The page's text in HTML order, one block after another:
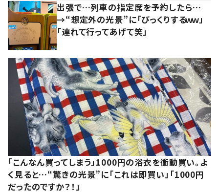
出張で…列車の指定席を予約したら…
→“想定外の光景”に「びっくりするｗｗ」
「連れて行ってあげて笑」
「こんなん買ってしまう」1000円の浴衣を衝動買い。よ
く見ると…“驚きの光景”に「これは即買い」「1000円
だったのですか？！」